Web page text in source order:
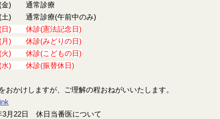
(金) 通常診療
(土) 通常診療(午前中のみ)
(日) 休診(憲法記念日)
(月) 休診(みどりの日)
(火) 休診(こどもの日)
(水) 休診(振替休日)
おかけしますが、ご理解の程おねがいいたします。
3月22日 休日当番医について